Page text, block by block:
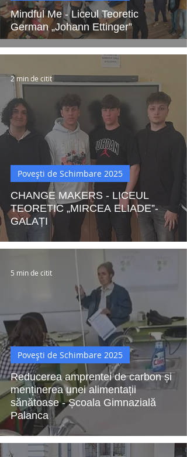
Mindful Me - Liceul Teoretic
German „Johann Ettinger”
CHANGE MAKERS - LICEUL
TEORETIC „MIRCEA ELIADE”-
GALAȚI
Povești de Schimbare 2025
2 min de citit
Reducerea amprentei de carbon și
menținerea unei alimentații
sănătoase - Școala Gimnazială
Palanca
Povești de Schimbare 2025
5 min de citit